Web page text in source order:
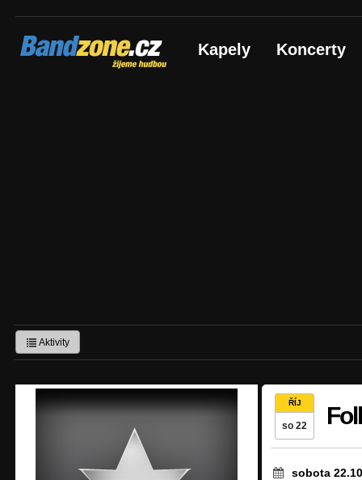
Bandzone.cz
žijeme hudbou Kapely Koncerty
Aktivity
ŘÍJ
so 22
sobota